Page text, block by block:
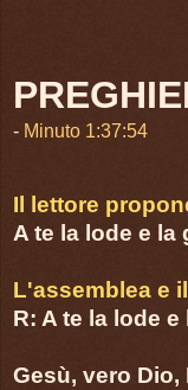
- Minuto 1:37:54
Il lettore
A te la lode e la
L'assemblea e
R: A te la lode
Gesù, vero Dio,